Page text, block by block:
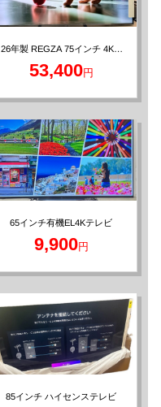
26年製 REGZA 75インチ 4K液
53,400円
65インチ有機EL4Kテレビ
9,900円
85インチ ハイセンステレビ